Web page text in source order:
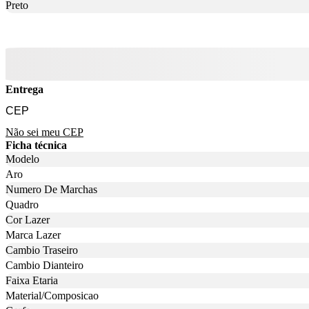
Preto
Entrega
Não sei meu CEP
Ficha técnica
Modelo
Aro
Numero De Marchas
Quadro
Cor Lazer
Marca Lazer
Cambio Traseiro
Cambio Dianteiro
Faixa Etaria
Material/Composicao